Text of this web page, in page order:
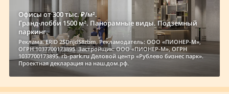
Офисы от 300 тыс. ₽/м².
Гранд-лобби 1500 м². Панорамные виды. Подземный
паркинг.
Реклама. ERID 2SDnjdS8zbm. Рекламодатель: ООО «ПИОНЕР-М»,
ОГРН 1037700173895. Застройщик: ООО «ПИОНЕР-М», ОГРН
1037700173895. rb-park.ru Деловой центр «Рублево бизнес парк».
Проектная декларация на наш.дом.рф.